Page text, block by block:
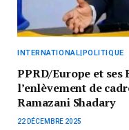
INTERNATIONAL|POLITIQUE
PPRD/Europe et
l’enlèvement de
Ramazani Shadary
22 DÉCEMBRE 2025